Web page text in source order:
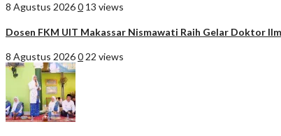
8 Agustus 20260 13 views
Dosen FKM UIT Makassar Nismawati Raih Gelar Doktor
8 Agustus 20260 22 views